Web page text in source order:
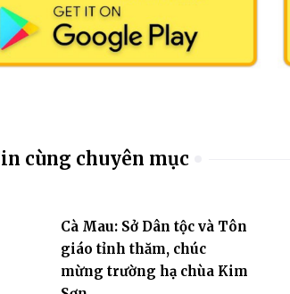
cùng chuyên mục
Cà Mau: Sở Dân tộc và Tôn
giáo tỉnh thăm, chúc
mừng trường hạ chùa Kim